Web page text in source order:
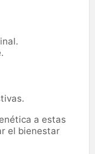
a estas
el bienestar